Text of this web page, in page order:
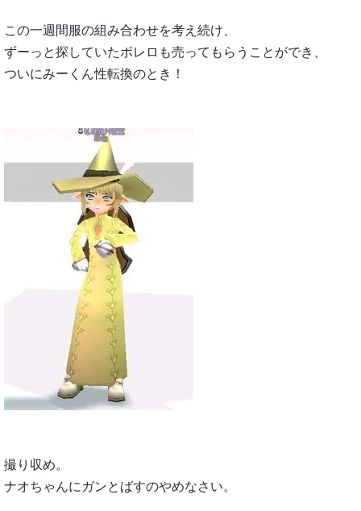
この一週間服の組み合わせを考え続け、
ずーっと探していたボレロも売ってもらうことができ、
ついにみーくん性転換のとき！
撮り収め。
ナオちゃんにガンとばすのやめなさい。